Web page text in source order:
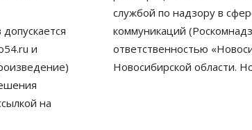
и
на
службой по надзору в
коммуникаций
ответственностью
Новосибирской области.